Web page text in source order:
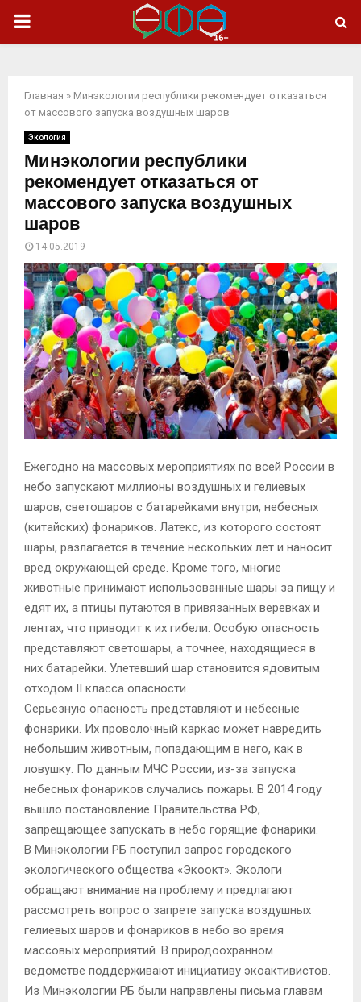
ОСНОВНОЕ
Главная » Минэкологии республики рекомендует отказаться
от массового запуска воздушных шаров
Экология
Минэкологии республики
рекомендует отказаться от
массового запуска воздушных
шаров
14.05.2019
Ежегодно на массовых мероприятиях по всей России в
небо запускают миллионы воздушных и гелиевых
шаров, светошаров с батарейками внутри, небесных
(китайских) фонариков. Латекс, из которого состоят
шары, разлагается в течение нескольких лет и наносит
вред окружающей среде. Кроме того, многие
животные принимают использованные шары за пищу и
едят их, а птицы путаются в привязанных веревках и
лентах, что приводит к их гибели. Особую опасность
представляют светошары, а точнее, находящиеся в
них батарейки. Улетевший шар становится ядовитым
отходом II класса опасности.
Серьезную опасность представляют и небесные
фонарики. Их проволочный каркас может навредить
небольшим животным, попадающим в него, как в
ловушку. По данным МЧС России, из-за запуска
небесных фонариков случались пожары. В 2014 году
вышло постановление Правительства РФ,
запрещающее запускать в небо горящие фонарики.
В Минэкологии РБ поступил запрос городского
экологического общества «Экоокт». Экологи
обращают внимание на проблему и предлагают
рассмотреть вопрос о запрете запуска воздушных
гелиевых шаров и фонариков в небо во время
массовых мероприятий. В природоохранном
ведомстве поддерживают инициативу экоактивистов.
Из Минэкологии РБ были направлены письма главам